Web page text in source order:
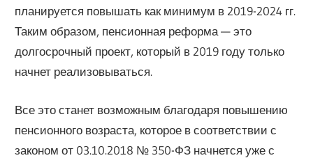
планируется повышать как минимум в 2019-2024 гг.
Таким образом, пенсионная реформа — это
долгосрочный проект, который в 2019 году только
начнет реализовываться.
Все это станет возможным благодаря повышению
пенсионного возраста, которое в соответствии с
законом от 03.10.2018 № 350-ФЗ начнется уже с